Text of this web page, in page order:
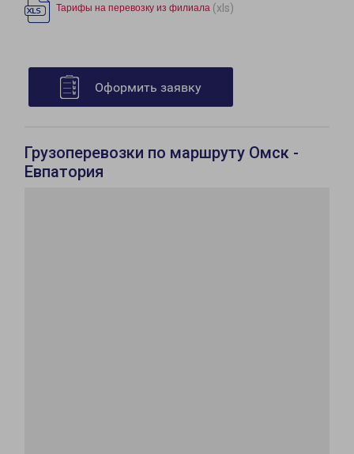
Тарифы на перевозку из филиала (xls)
Оформить заявку
Грузоперевозки по маршруту Омск -
Евпатория